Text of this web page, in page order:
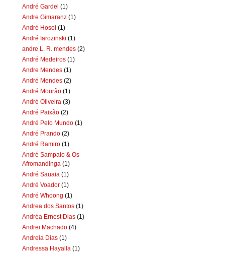
André Gardel (1)
Andre Gimaranz (1)
André Hosoi (1)
André Iarozinski (1)
andre L. R. mendes (2)
André Medeiros (1)
Andre Mendes (1)
André Mendes (2)
André Mourão (1)
André Oliveira (3)
André Paixão (2)
André Pelo Mundo (1)
André Prando (2)
André Ramiro (1)
André Sampaio & Os
Afromandinga (1)
André Sauaia (1)
André Voador (1)
André Whoong (1)
Andrea dos Santos (1)
Andréa Ernest Dias (1)
Andrei Machado (4)
Andreia Dias (1)
Andressa Hayalla (1)